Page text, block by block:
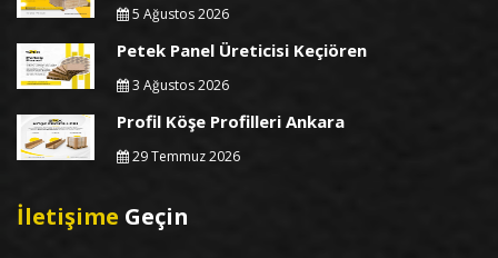
5 Ağustos 2026
Petek Panel Üreticisi Keçiören
3 Ağustos 2026
Profil Köşe Profilleri Ankara
29 Temmuz 2026
İletişime Geçin